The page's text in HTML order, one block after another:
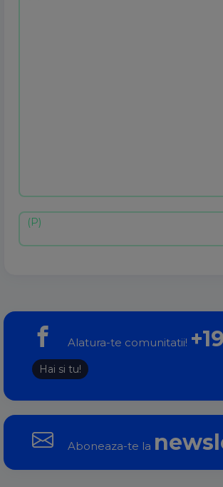
Alatura-te comunitatii!
Hai si tu!
Aboneaza-te la